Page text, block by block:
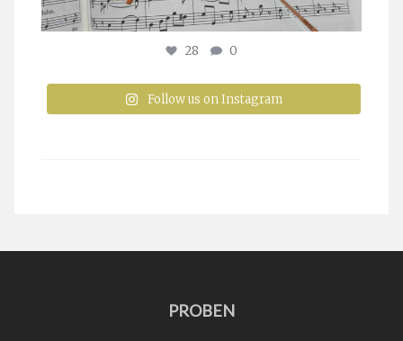
28 0
Follow us on Instagram
PROBEN